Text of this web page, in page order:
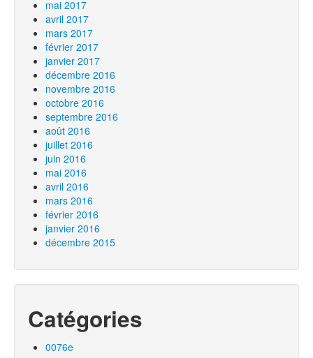
mai 2017
avril 2017
mars 2017
février 2017
janvier 2017
décembre 2016
novembre 2016
octobre 2016
septembre 2016
août 2016
juillet 2016
juin 2016
mai 2016
avril 2016
mars 2016
février 2016
janvier 2016
décembre 2015
Catégories
0076e